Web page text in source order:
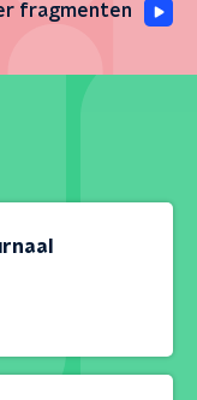
fragmenten